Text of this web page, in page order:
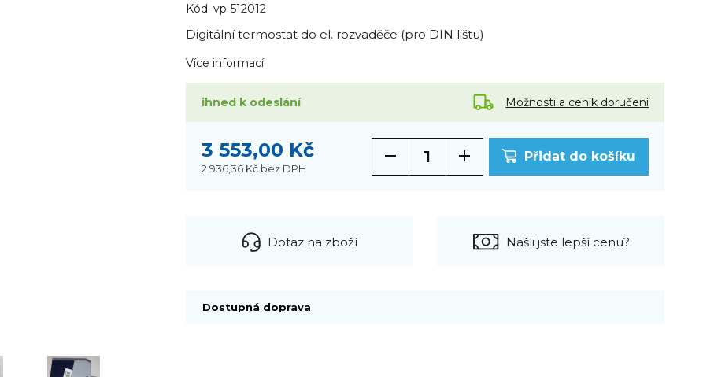
Kód: vp-512012
Digitální termostat do el. rozvaděče (pro DIN lištu)
Více informací
ihned k odeslání Možnosti a ceník doručení
3 553,00 Kč
2 936,36 Kč bez DPH
Přidat do košíku
Dotaz na zboží Našli jste lepší cenu?
Dostupná doprava